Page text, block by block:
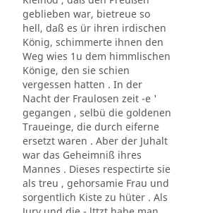
geblieben war, bietreue so
hell, daß es ür ihren irdischen
König, schimmerte ihnen den
Weg wies 1u dem himmlischen
Könige, den sie schien
vergessen hatten . In der
Nacht der Fraulosen zeit -e '
gegangen , selbü die goldenen
Traueinge, die durch eiferne
ersetzt waren . Aber der Juhalt
war das Geheimniß ihres
Mannes . Dieses respectirte sie
als treu , gehorsamie Frau und
sorgentlich Kiste zu hüter . Als